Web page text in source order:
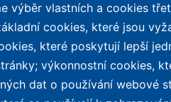
nabíjení
výběr vlastních a cookies
cookies, které jsou
které poskytují lepší
výkonnostní cookies,
dat o používání webové